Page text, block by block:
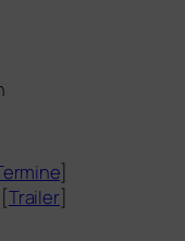
]
[Trailer]